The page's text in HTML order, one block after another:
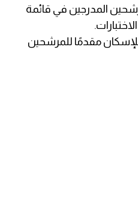
المدرجين في قائمة
مقدمًا للمرشحين